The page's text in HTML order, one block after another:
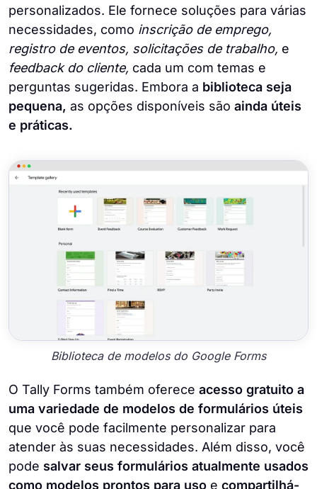
personalizados. Ele fornece soluções para várias
necessidades, como inscrição de emprego,
registro de eventos, solicitações de trabalho, e
feedback do cliente, cada um com temas e
perguntas sugeridas. Embora a biblioteca seja
pequena, as opções disponíveis são ainda úteis
e práticas.
Biblioteca de modelos do Google Forms
O Tally Forms também oferece acesso gratuito a
uma variedade de modelos de formulários úteis
que você pode facilmente personalizar para
atender às suas necessidades. Além disso, você
pode salvar seus formulários atualmente usados
como modelos prontos para uso e compartilhá-